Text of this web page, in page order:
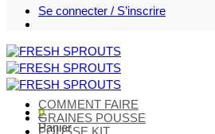
Se connecter / S’inscrire
0
Panier
COMMENT FAIRE
GRAINES POUSSE